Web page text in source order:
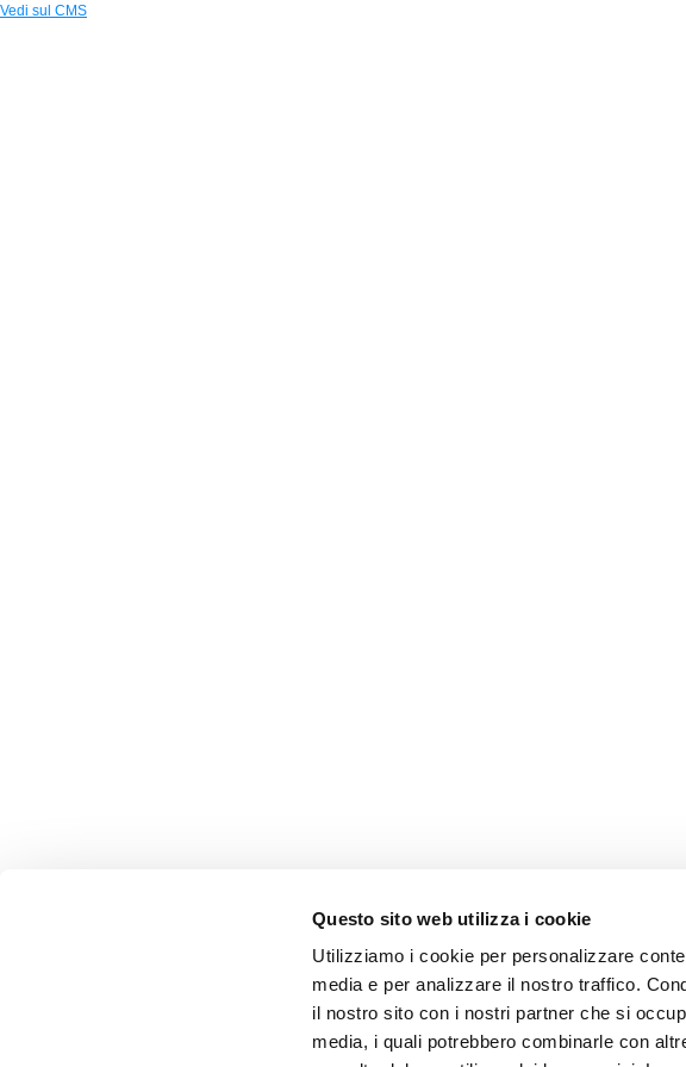
Questo sito web utilizza i cookie
Utilizziamo i cookie per personalizzare
media e per analizzare il nostro traffico.
il nostro sito con i nostri partner che si
media, i quali potrebbero combinarle con
Vedi sul CMS